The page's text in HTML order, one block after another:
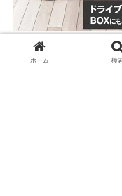
パッと広がる折りた
ホーム 検